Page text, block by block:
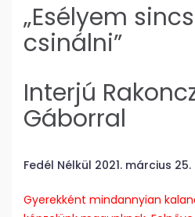
„Esélyem
csinálni”
Interjú
Gáborral
Fedél Nélkül 2021. március
Gyerekként mindannyian